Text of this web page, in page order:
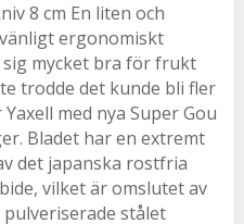
8 cm En liten och
ergonomiskt
mycket bra för frukt
trodde det kunde bli fler
med nya Super Gou
Bladet har en extremt
det japanska rostfria
vilket är omslutet av
stålet